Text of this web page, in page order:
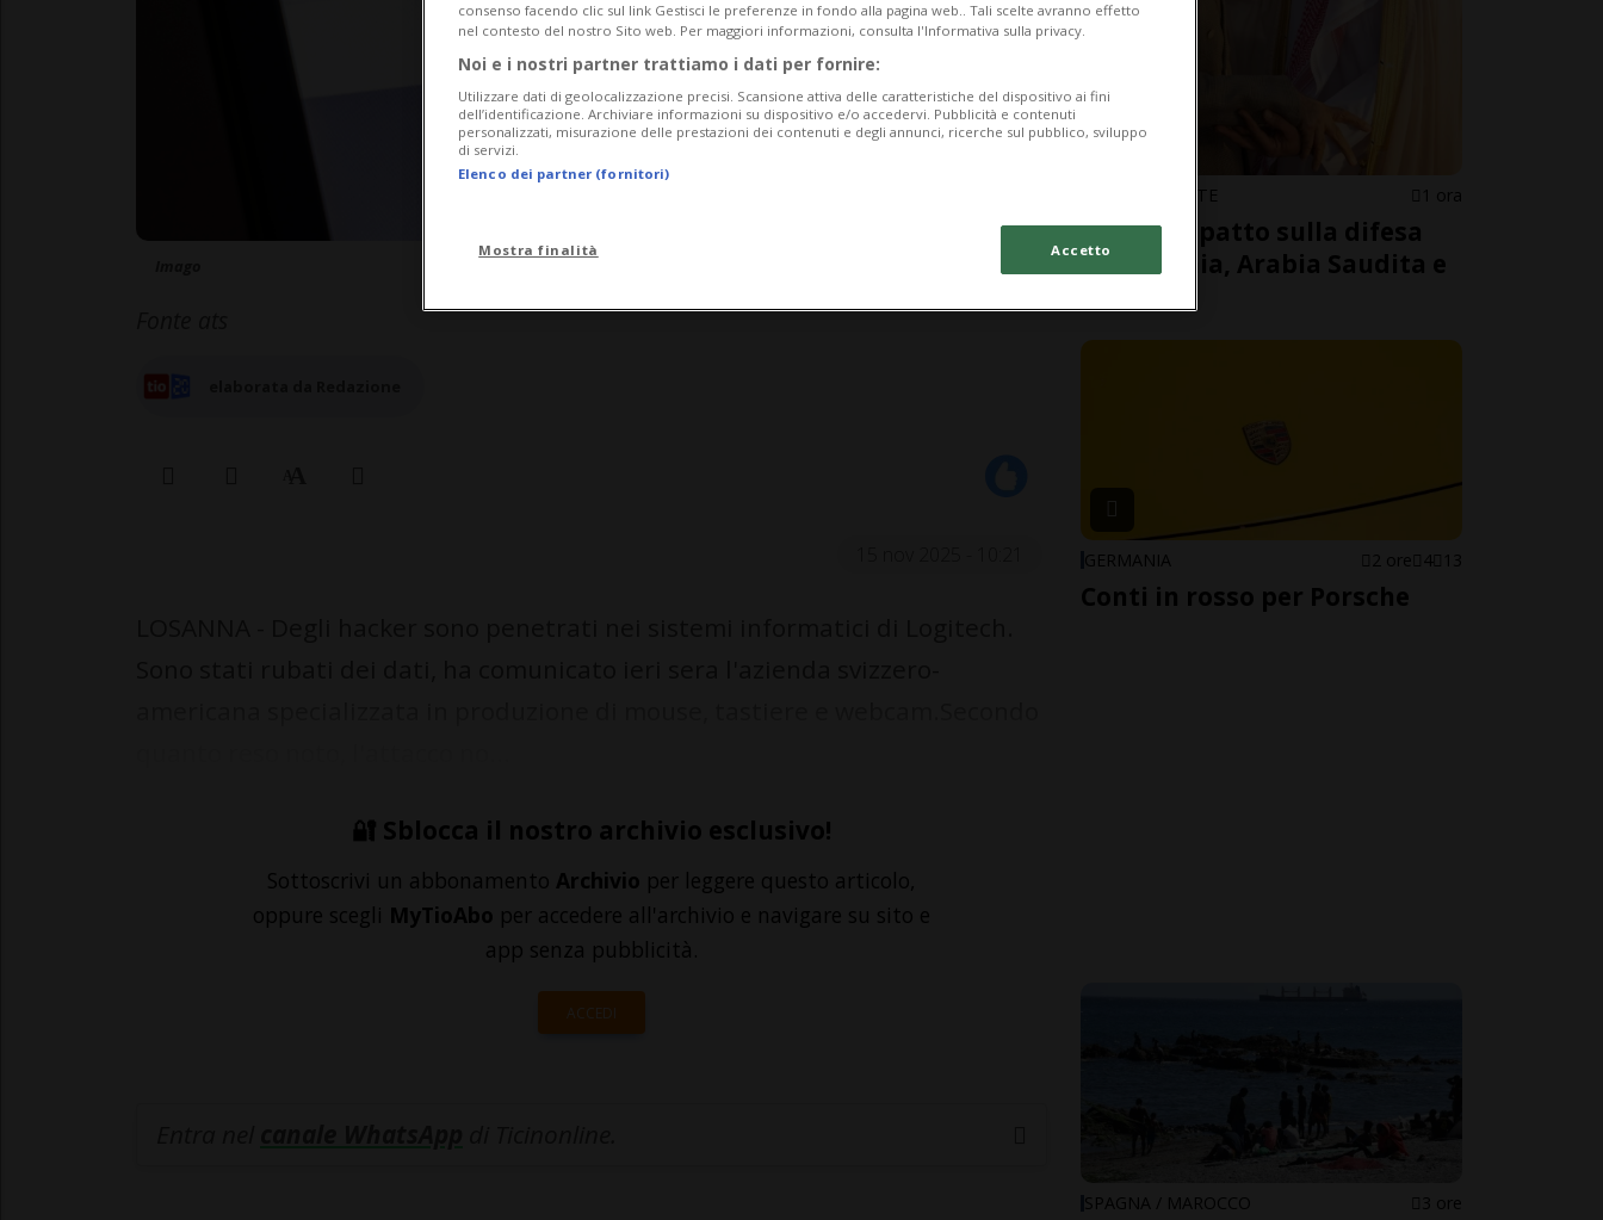
🔐 Sblocca il nostro archivio esclusivo!
Sottoscrivi un abbonamento Archivio per leggere questo articolo,
oppure scegli MyTioAbo per accedere all'archivio e navigare su sito e
app senza pubblicità.
ACCEDI
MEDIO ORIENTE 1 ora
Siglato il patto sulla difesa
tra Turchia, Arabia Saudita e
GERMANIA 2 ore 4 13
Conti in rosso per Porsche
SPAGNA / MAROCCO 3 ore
consenso facendo clic sul link Gestisci le preferenze in fondo alla pagina web.. Tali scelte avranno effetto
nel contesto del nostro Sito web. Per maggiori informazioni, consulta l'Informativa sulla privacy.
Noi e i nostri partner trattiamo i dati per fornire:
Utilizzare dati di geolocalizzazione precisi. Scansione attiva delle caratteristiche del dispositivo ai fini
dell’identificazione. Archiviare informazioni su dispositivo e/o accedervi. Pubblicità e contenuti
personalizzati, misurazione delle prestazioni dei contenuti e degli annunci, ricerche sul pubblico, sviluppo
di servizi.
Elenco dei partner (fornitori)
Mostra finalità Accetto